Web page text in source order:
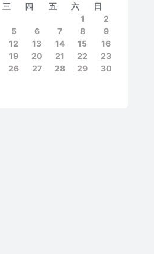
三 四 五 六
日
1
2
5 6 7 8
9
12 13 14 15
16
19 20 21 22
23
26 27 28 29
30